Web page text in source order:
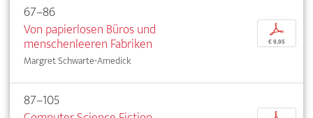
67–86
Von papierlosen Büros und
menschenleeren Fabriken
Margret Schwarte-Amedick
p
€ 9,95
87–105